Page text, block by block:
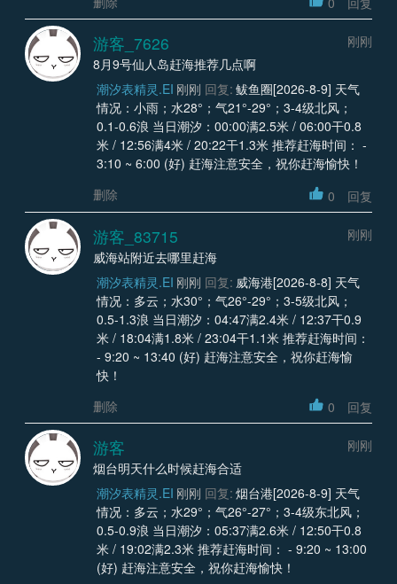
游客_7626
刚刚
8月9号仙人岛赶海推荐几点啊
潮汐表精灵.EI 刚刚 回复: 鲅鱼圈[2026-8-9] 天气
情况：小雨；水28°；气21°-29°；3-4级北风；
0.1-0.6浪 当日潮汐：00:00满2.5米 / 06:00干0.8
米 / 12:56满4米 / 20:22干1.3米 推荐赶海时间： -
3:10 ~ 6:00 (好) 赶海注意安全，祝你赶海愉快！
删除
0 回复
游客_83715
刚刚
威海站附近去哪里赶海
潮汐表精灵.EI 刚刚 回复: 威海港[2026-8-8] 天气
情况：多云；水30°；气26°-29°；3-5级北风；
0.5-1.3浪 当日潮汐：04:47满2.4米 / 12:37干0.9
米 / 18:04满1.8米 / 23:04干1.1米 推荐赶海时间：
- 9:20 ~ 13:40 (好) 赶海注意安全，祝你赶海愉
快！
删除
0 回复
游客
刚刚
烟台明天什么时候赶海合适
潮汐表精灵.EI 刚刚 回复: 烟台港[2026-8-9] 天气
情况：多云；水29°；气26°-27°；3-4级东北风；
0.5-0.9浪 当日潮汐：05:37满2.6米 / 12:50干0.8
米 / 19:02满2.3米 推荐赶海时间： - 9:20 ~ 13:00
(好) 赶海注意安全，祝你赶海愉快！